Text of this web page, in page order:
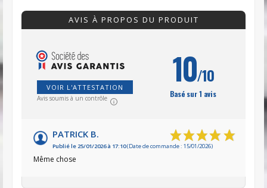
AVIS À PROPOS DU PRODUIT
VOIR L'ATTESTATION
Avis soumis à un contrôle
10/10
Basé sur 1 avis
PATRICK B.
Publié le 25/01/2026 à 17:10(Date de commande : 15/01/2026)
Même chose